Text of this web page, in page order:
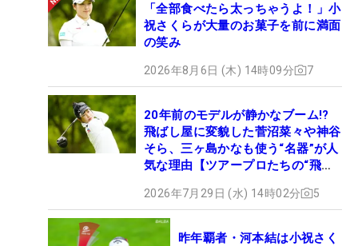
「全部食べたら太っちゃうよ！」小
祝さくらが大量のお菓子を前に満面
の笑み
2026年8月6日 (木) 14時09分 7
20年前のモデルが静かなブーム!?
飛ばし屋に変貌した菅沼菜々や神谷
そら、三ヶ島かなも使う“名器”が人
気な理由【ツアープロたちの“飛ば
2026年7月29日 (水) 14時02分 5
昨年覇者・河本結は小祝さく